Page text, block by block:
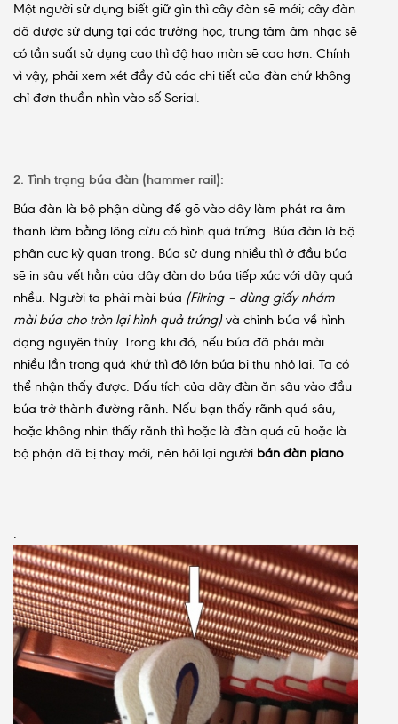
Một người sử dụng biết giữ gìn thì cây đàn sẽ mới; cây đàn
đã được sử dụng tại các trường học, trung tâm âm nhạc sẽ
có tần suất sử dụng cao thì độ hao mòn sẽ cao hơn. Chính
vì vậy, phải xem xét đầy đủ các chi tiết của đàn chứ không
chỉ đơn thuần nhìn vào số Serial.
2. Tình trạng búa đàn (hammer rail):
Búa đàn là bộ phận dùng để gõ vào dây làm phát ra âm
thanh làm bằng lông cừu có hình quả trứng. Búa đàn là bộ
phận cực kỳ quan trọng. Búa sử dụng nhiều thì ở đầu búa
sẽ in sâu vết hằn của dây đàn do búa tiếp xúc với dây quá
nhều. Người ta phải mài búa (Filring – dùng giấy nhám
mài búa cho tròn lại hình quả trứng)và chỉnh búa về hình
dạng nguyên thủy. Trong khi đó, nếu búa đã phải mài
nhiều lần trong quá khứ thì độ lớn búa bị thu nhỏ lại. Ta có
thể nhận thấy được. Dấu tích của dây đàn ăn sâu vào đầu
búa trở thành đường rãnh. Nếu bạn thấy rãnh quá sâu,
hoặc không nhìn thấy rãnh thì hoặc là đàn quá cũ hoặc là
bộ phận đã bị thay mới, nên hỏi lại người bán đàn piano
.